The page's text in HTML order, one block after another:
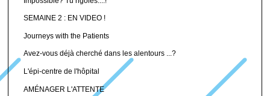
SEMAINE 2 : EN VIDEO !
Journeys with the Patients
Avez-vous déjà cherché dans les alentours ...?
L'épi-centre de l'hôpital
AMÉNAGER L'ATTENTE